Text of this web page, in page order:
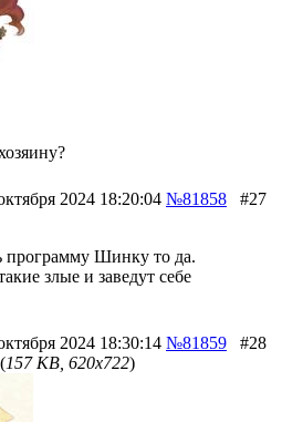
2024 18:20:04 №81858
#27
программу Шинку то да.
злые и заведут себе
2024 18:30:14 №81859
#28
157 KB, 620x722)